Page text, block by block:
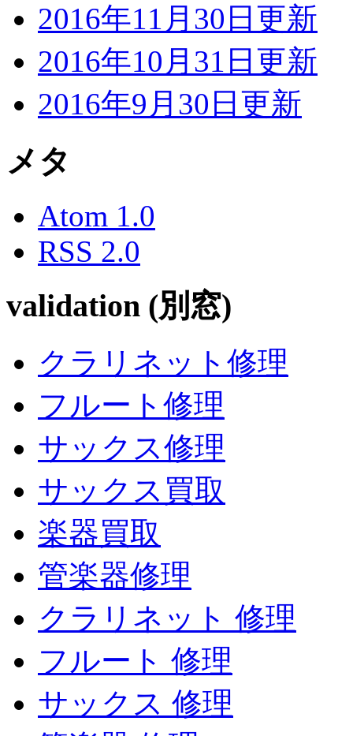
2016年11月30日更新
2016年10月31日更新
2016年9月30日更新
メタ
Atom 1.0
RSS 2.0
validation (別窓)
クラリネット修理
フルート修理
サックス修理
サックス買取
楽器買取
管楽器修理
クラリネット 修理
フルート 修理
サックス 修理